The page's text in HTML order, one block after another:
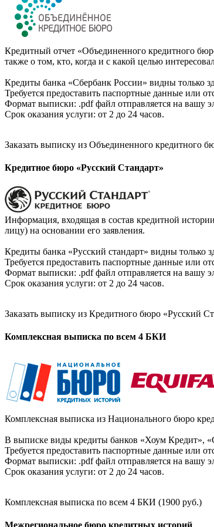
Кредитный отчет «Объединенного кредитного
также о том, кто, когда и с какой целью
Кредиты банка «Сбербанк России» видны только
Требуется предоставить паспортные данные или
Формат выписки: .pdf файл отправляется на вашу
Срок оказания услуги: от 2 до 24 часов.
Заказать выписку из Объединенного кредитного
Кредитное бюро «Русский Стандарт»
Информация, входящая в состав кредитной
лицу) на основании его заявления.
Кредиты банка «Русский стандарт» видны только
Требуется предоставить паспортные данные или
Формат выписки: .pdf файл отправляется на вашу
Срок оказания услуги: от 2 до 24 часов.
Заказать выписку из Кредитного бюро «Русский
Комплексная выписка по всем 4 БКИ
Комплексная выписка из Национального бюро
В выписке виды кредиты банков «Хоум Кредит»,
Требуется предоставить паспортные данные или
Формат выписки: .pdf файл отправляется на вашу
Срок оказания услуги: от 2 до 24 часов.
Комплексная выписка по всем 4 БКИ (1900 руб.)